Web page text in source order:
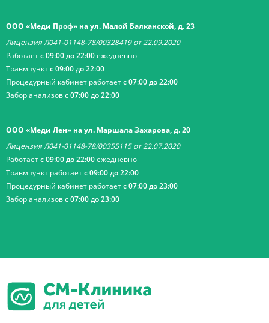
ООО «Меди Проф» на ул. Малой Балканской, д. 23
Лицензия Л041-01148-78/00328419 от 22.09.2020
Работаетс 09:00 до 22:00ежедневно
Травмпунктс 09:00 до 22:00
Процедурный кабинет работаетс 07:00 до 22:00
Забор анализовс 07:00 до 22:00
ООО «Меди Лен» на ул. Маршала Захарова, д. 20
Лицензия Л041-01148-78/00355115 от 22.07.2020
Работаетс 09:00 до 22:00ежедневно
Травмпункт работаетс 09:00 до 22:00
Процедурный кабинет работаетс 07:00 до 23:00
Забор анализовс 07:00 до 23:00